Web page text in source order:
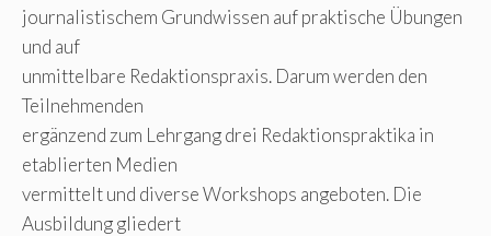
journalistischem Grundwissen auf praktische Übungen
und auf
unmittelbare Redaktionspraxis. Darum werden den
Teilnehmenden
ergänzend zum Lehrgang drei Redaktionspraktika in
etablierten Medien
vermittelt und diverse Workshops angeboten. Die
Ausbildung gliedert